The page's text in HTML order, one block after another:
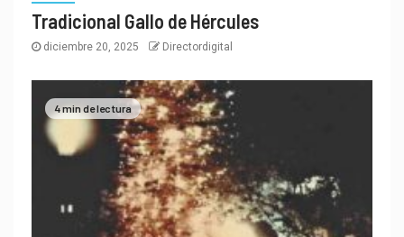
Tradicional Gallo de Hércules
diciembre 20, 2025 Directordigital
4 min de lectura